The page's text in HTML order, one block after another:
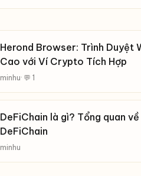
Herond Browser: Trình Duyệt
Cao với Ví Crypto Tích Hợp
minhu· 💬 1
DeFiChain là gì? Tổng quan
DeFiChain
minhu